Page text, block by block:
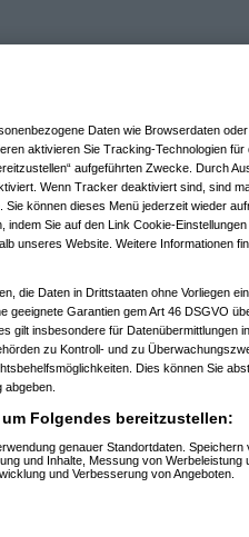
Daten wie Browserdaten
aktivieren Sie Tracking-Technologien für
aufgeführten Zwecke. Durch
Wenn Tracker deaktiviert sind, sind
können dieses Menü jederzeit wieder
Sie auf den Link Cookie-
unseres Website. Weitere Informationen
die Daten in Drittstaaten ohne Vorliegen
Garantien gem Art 46 DSGVO
gilt insbesondere für Datenübermittlungen
zu Kontroll- und zu
Dies können Sie
abgeben.
Folgendes bereitzustellen:
genauer Standortdaten. Speichern
und Inhalte, Messung von Werbeleistung
und Verbesserung von Angeboten.